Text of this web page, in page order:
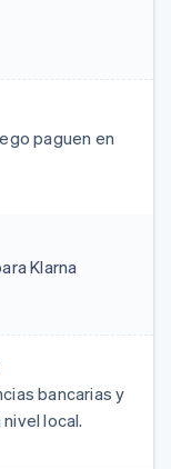
paguen en
Klarna
bancarias y
local.